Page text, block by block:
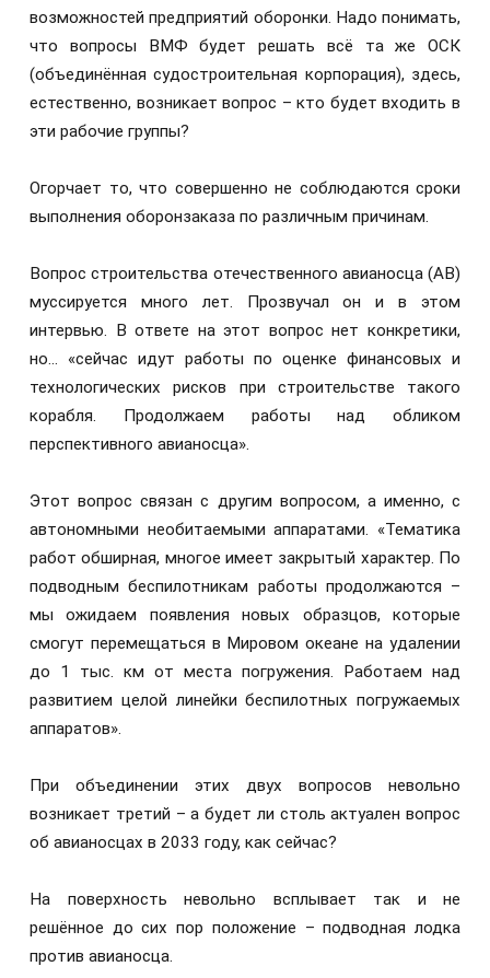
возможностей предприятий оборонки. Надо понимать,
что вопросы ВМФ будет решать всё та же ОСК
(объединённая судостроительная корпорация), здесь,
естественно, возникает вопрос – кто будет входить в
эти рабочие группы?
Огорчает то, что совершенно не соблюдаются сроки
выполнения оборонзаказа по различным причинам.
Вопрос строительства отечественного авианосца (АВ)
муссируется много лет. Прозвучал он и в этом
интервью. В ответе на этот вопрос нет конкретики,
но… «сейчас идут работы по оценке финансовых и
технологических рисков при строительстве такого
корабля. Продолжаем работы над обликом
перспективного авианосца».
Этот вопрос связан с другим вопросом, а именно, с
автономными необитаемыми аппаратами. «Тематика
работ обширная, многое имеет закрытый характер. По
подводным беспилотникам работы продолжаются –
мы ожидаем появления новых образцов, которые
смогут перемещаться в Мировом океане на удалении
до 1 тыс. км от места погружения. Работаем над
развитием целой линейки беспилотных погружаемых
аппаратов».
При объединении этих двух вопросов невольно
возникает третий – а будет ли столь актуален вопрос
об авианосцах в 2033 году, как сейчас?
На поверхность невольно всплывает так и не
решённое до сих пор положение – подводная лодка
против авианосца.